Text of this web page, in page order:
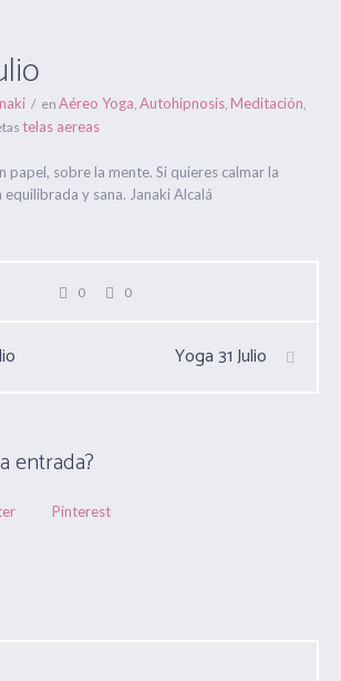
en Aéreo Yoga, Autohipnosis, Meditación,
telas aereas
papel, sobre la mente. Si quieres calmar la
y sana. Janaki Alcalá
0 0
Yoga 31 Julio
entrada?
Pinterest